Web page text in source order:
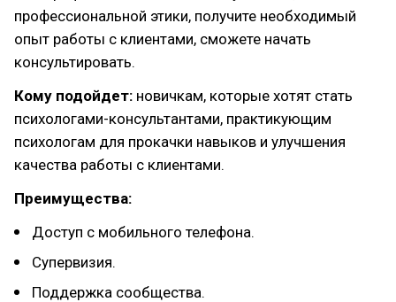
профессиональной этики, получите необходимый
опыт работы с клиентами, сможете начать
консультировать.
Кому подойдет: новичкам, которые хотят стать
психологами-консультантами, практикующим
психологам для прокачки навыков и улучшения
качества работы с клиентами.
Преимущества:
Доступ с мобильного телефона.
Супервизия.
Поддержка сообщества.